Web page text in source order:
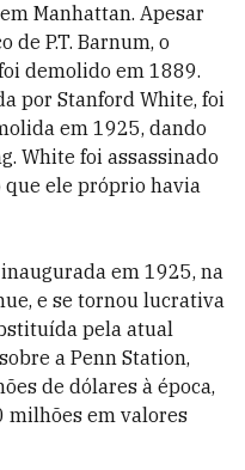
Manhattan. Apesar
de P.T. Barnum, o
demolido em 1889.
por Stanford White, foi
em 1925, dando
White foi assassinado
ele próprio havia
em 1925, na
e se tornou lucrativa
pela atual
a Penn Station,
de dólares à época,
milhões em valores